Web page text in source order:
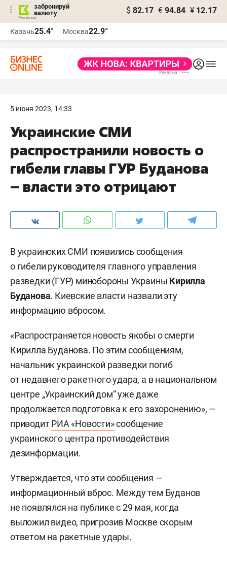
забронируй
валюту
$ 82.17 € 94.84 ¥ 12.17
Казань25.4° Москва22.9°
5 июня 2023, 14:33
Украинские СМИ
распространили новость о
гибели главы ГУР Буданова
– власти это отрицают
В украинских СМИ появились сообщения
о гибели руководителя главного управления
разведки (ГУР) минобороны Украины Кирилла
Буданова. Киевские власти назвали эту
информацию вбросом.
«Распространяется новость якобы о смерти
Кирилла Буданова. По этим сообщениям,
начальник украинской разведки погиб
от недавнего ракетного удара, а в национальном
центре „Украинский дом“ уже даже
продолжается подготовка к его захоронению», —
приводитРИА «Новости»сообщение
украинского центра противодействия
дезинформации.
Утверждается, что эти сообщения —
информационный вброс. Между тем Буданов
не появлялся на публике с 29 мая, когда
выложил видео, пригрозив Москве скорым
ответом на ракетные удары.